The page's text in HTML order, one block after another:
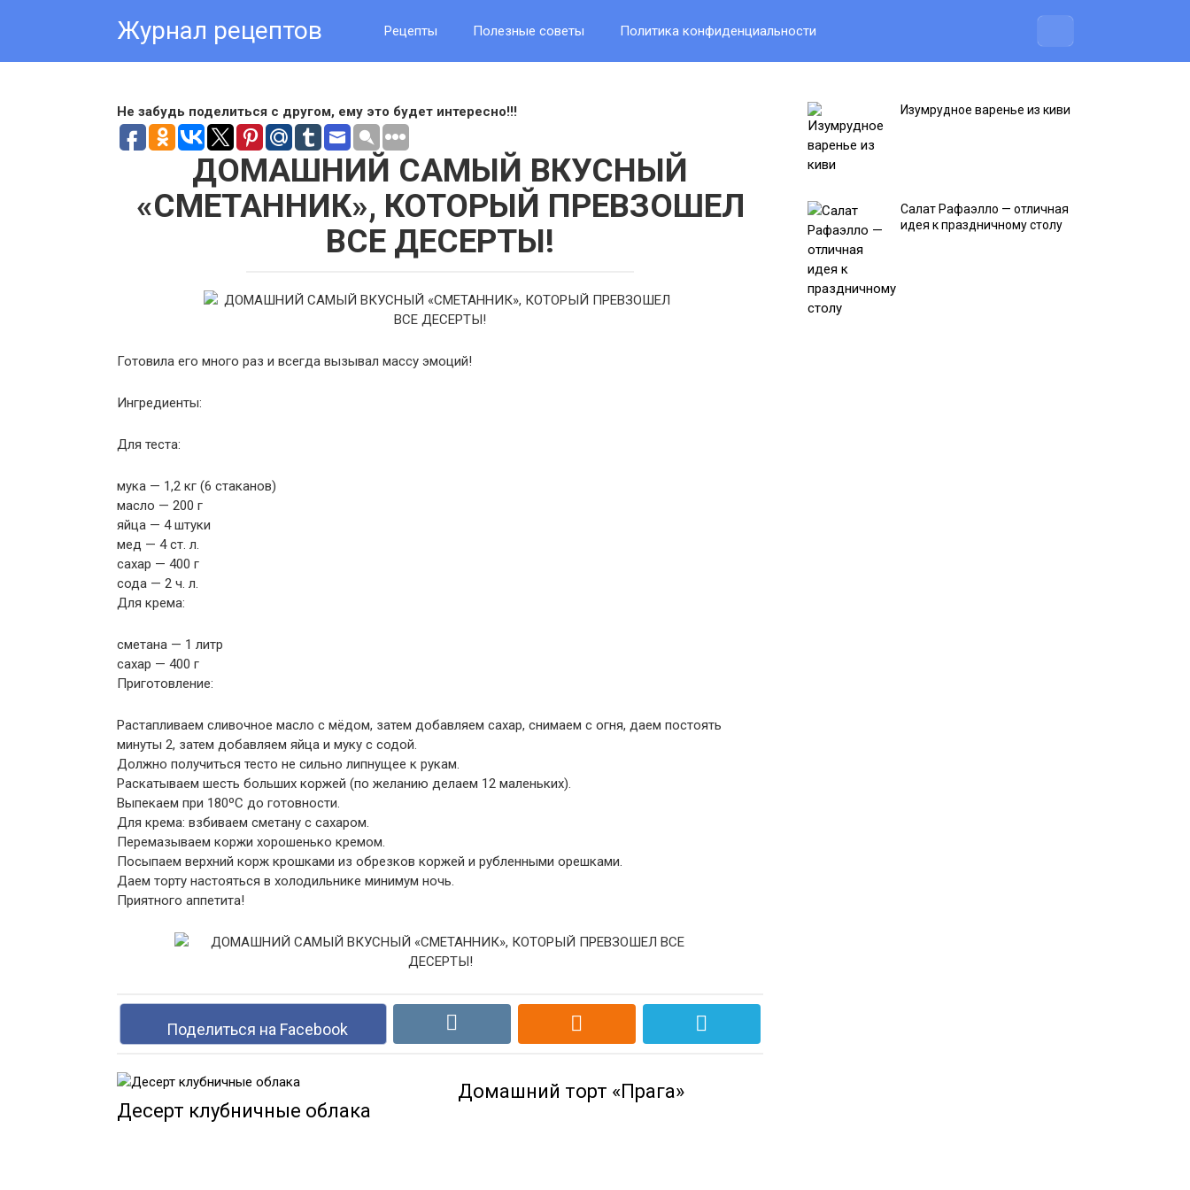
Журнал рецептов Рецепты Полезные советы Политика конфиденциальности
Не забудь поделиться с другом, ему это будет интересно!!!
ДОМАШНИЙ САМЫЙ ВКУСНЫЙ
«СМЕТАННИК», КОТОРЫЙ ПРЕВЗОШЕЛ
ВСЕ ДЕСЕРТЫ!
Готовила его много раз и всегда вызывал массу эмоций!
Ингредиенты:
Для теста:
мука — 1,2 кг (6 стаканов)
масло — 200 г
яйца — 4 штуки
мед — 4 ст. л.
сахар — 400 г
сода — 2 ч. л.
Для крема:
сметана — 1 литр
сахар — 400 г
Приготовление:
Растапливаем сливочное масло с мёдом, затем добавляем сахар, снимаем с огня, даем постоять
минуты 2, затем добавляем яйца и муку с содой.
Должно получиться тесто не сильно липнущее к рукам.
Раскатываем шесть больших коржей (по желанию делаем 12 маленьких).
Выпекаем при 180ºС до готовности.
Для крема: взбиваем сметану с сахаром.
Перемазываем коржи хорошенько кремом.
Посыпаем верхний корж крошками из обрезков коржей и рубленными орешками.
Даем торту настояться в холодильнике минимум ночь.
Приятного аппетита!
Поделиться на Facebook
Десерт клубничные облака
Домашний торт «Прага»
Изумрудное варенье из киви
Салат Рафаэлло — отличная
идея к праздничному столу